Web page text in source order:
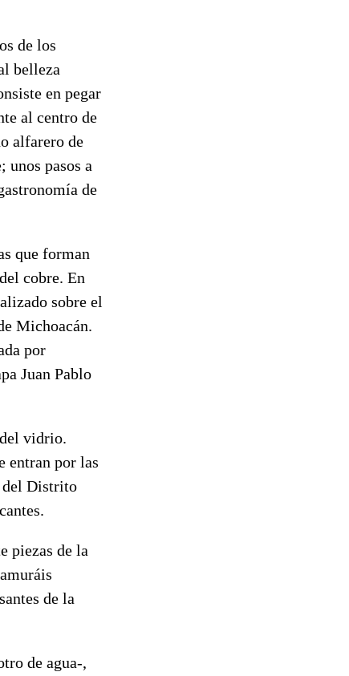
de los
belleza
en pegar
al centro de
alfarero de
pasos a
de
que forman
cobre. En
sobre el
Michoacán.
por
Juan Pablo
vidrio.
entran por las
del Distrito
piezas de la
de la
de agua-,